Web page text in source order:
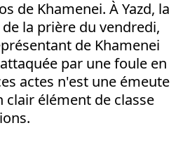
de Khamenei. À Yazd, la
la prière du vendredi,
de Khamenei
par une foule en
actes n'est une émeute
clair élément de classe